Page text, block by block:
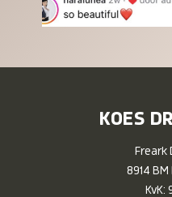
KOES
Freark
8914
KvK: